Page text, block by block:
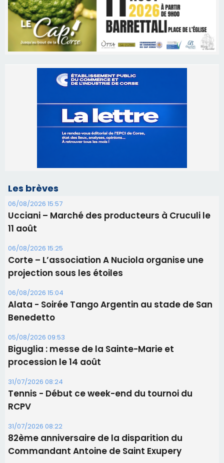
06/08/2026 15:57
Ucciani – Marché des producteurs à Cruculi le
Corte – L’association A Nuciola organise une
projection sous les étoiles
06/08/2026 15:04
Alata - Soirée Tango Argentin au stade de San
Benedetto
05/08/2026 09:53
Biguglia : messe de la Sainte-Marie et
procession le 14 août
31/07/2026 08:24
Tennis - Début ce week-end du tournoi du
RCPV
31/07/2026 08:22
82ème anniversaire de la disparition du
Commandant Antoine de Saint Exupery
Les plus lus
Satine Nomary est la nouvelle Miss Corse 2026
Éclipse du 12 août : la Corse aux premières loges
d'un spectacle qui ne reviendra pas avant 2081